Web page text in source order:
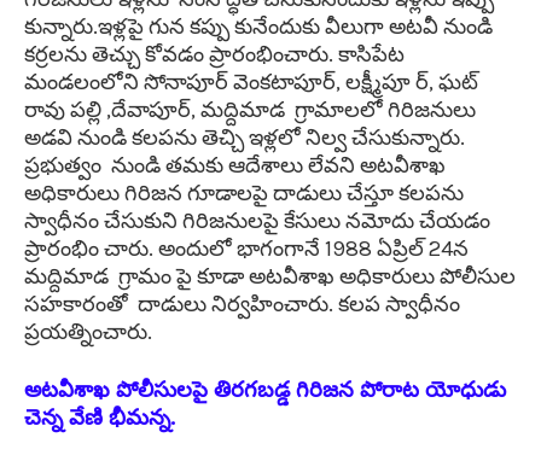
కున్నారు.ఇళ్లపై గున కప్పు కునేందుకు వీలుగా అటవీ నుండి
కర్రలను తెచ్చు కోవడం ప్రారంభించారు. కాసిపేట
మండలంలోని సోనాపూర్ వెంకటాపూర్, లక్ష్మీపూ ర్, ఘట్
రావు పల్లి ,దేవాపూర్, మద్దిమాడ గ్రామాలలో గిరిజనులు
అడవి నుండి కలపను తెచ్చి ఇళ్లలో నిల్వ చేసుకున్నారు.
ప్రభుత్వం నుండి తమకు ఆదేశాలు లేవని అటవీశాఖ
అధికారులు గిరిజన గూడాలపై దాడులు చేస్తూ కలపను
స్వాధీనం చేసుకుని గిరిజనులపై కేసులు నమోదు చేయడం
ప్రారంభిం చారు. అందులో భాగంగానే 1988 ఏప్రిల్ 24న
మద్దిమాడ గ్రామం పై కూడా అటవీశాఖ అధికారులు పోలీసుల
సహకారంతో దాడులు నిర్వహించారు. కలప స్వాధీనం
ప్రయత్నించారు.
అటవీశాఖ పోలీసులపై తిరగబడ్డ గిరిజన పోరాట యోధుడు
చెన్న వేణి భీమన్న.